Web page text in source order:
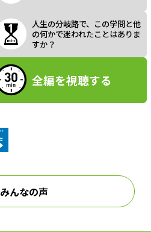
V
i
e
人生の分岐路で、この学問と他
の何かで迷われたことはありま
すか？
全編を視聴する
みんなの声